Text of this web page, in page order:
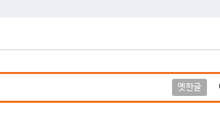
옛한글